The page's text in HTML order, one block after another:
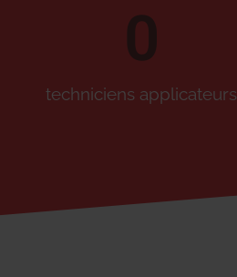
techniciens applicateurs
0